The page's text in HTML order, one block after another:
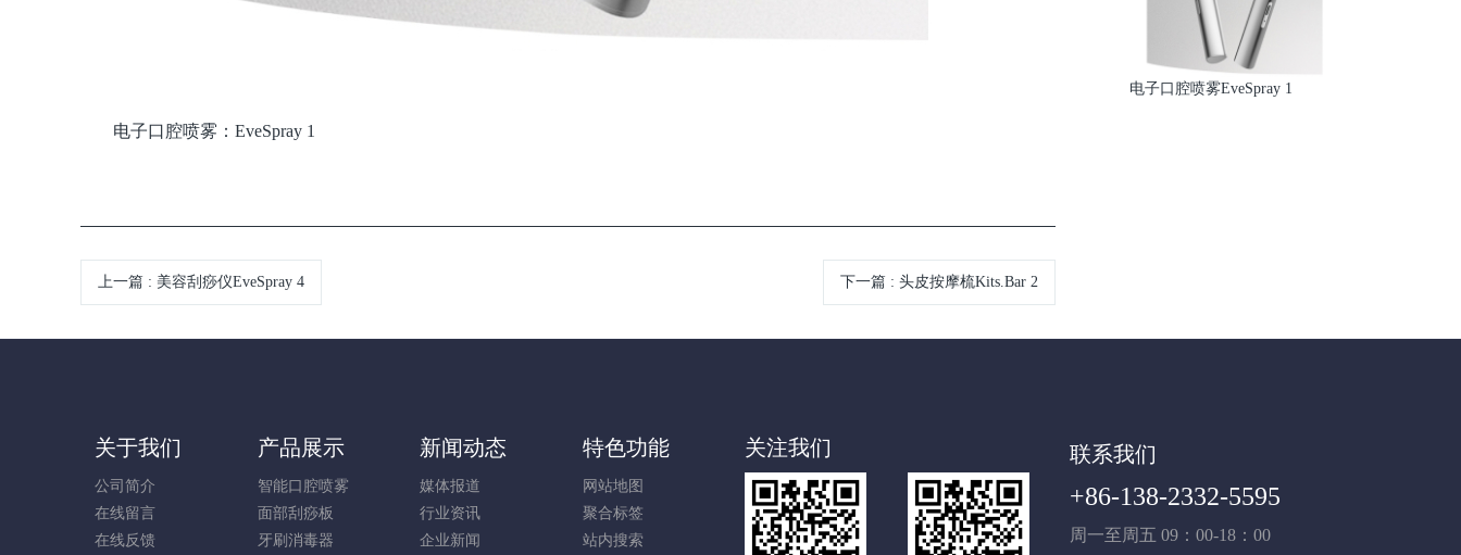
电子口腔喷雾：EveSpray 1
上一篇: 美容刮痧仪EveSpray 4 下一篇 :头皮按摩梳Kits.Bar 2
电子口腔喷雾EveSpray 1
关于我们
公司简介
在线留言
在线反馈
产品展示
智能口腔喷雾
面部刮痧板
牙刷消毒器
新闻动态
媒体报道
行业资讯
企业新闻
特色功能
网站地图
聚合标签
站内搜索
关注我们 联系我们
+86-138-2332-5595
周一至周五 09：00-18：00